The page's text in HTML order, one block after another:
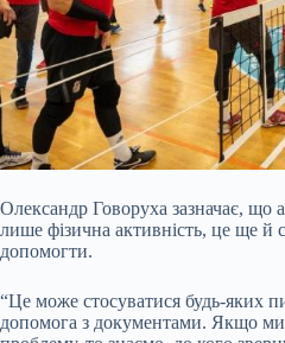
Олександр Говоруха зазначає, що
лише фізична активність, це ще й
допомогти.
“Це може стосуватися будь-яких
допомога з документами. Якщо